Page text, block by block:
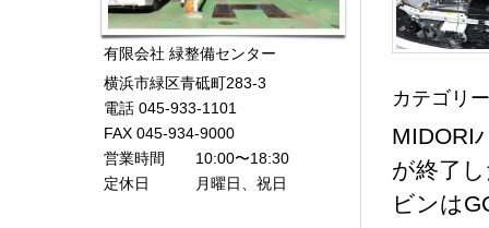
カテゴリ
MIDORI
が終了
ビンは
有限会社 緑整備センター
横浜市緑区青砥町283-3
電話 045-933-1101
FAX 045-934-9000
営業時間 10:00〜18:30
定休日 月曜日、祝日